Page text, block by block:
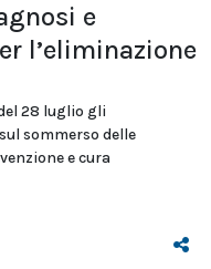
e
l’eliminazione
28 luglio gli
sommerso delle
e cura